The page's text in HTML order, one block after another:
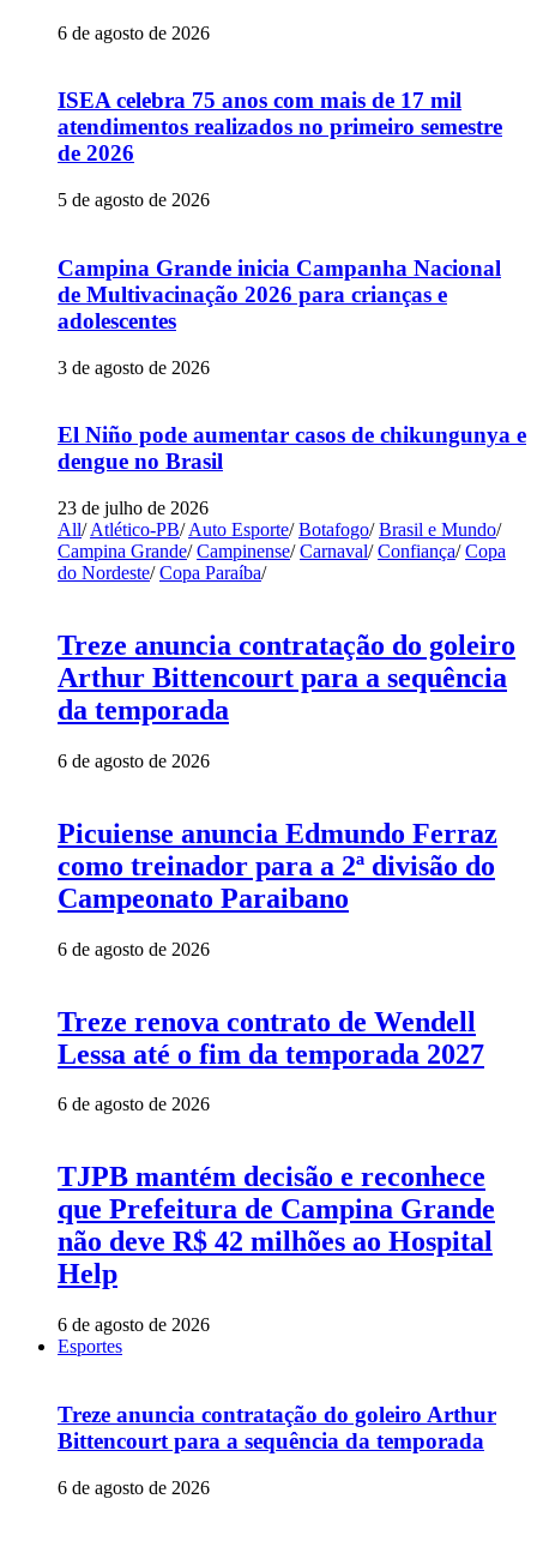
6 de agosto de 2026
ISEA celebra 75 anos com mais de 17 mil
atendimentos realizados no primeiro semestre
de 2026
5 de agosto de 2026
Campina Grande inicia Campanha Nacional
de Multivacinação 2026 para crianças e
adolescentes
3 de agosto de 2026
El Niño pode aumentar casos de chikungunya e
dengue no Brasil
23 de julho de 2026
All/ Atlético-PB/ Auto Esporte/ Botafogo/ Brasil e Mundo/
Campina Grande/ Campinense/ Carnaval/ Confiança/ Copa
do Nordeste/ Copa Paraíba/
Treze anuncia contratação do goleiro
Arthur Bittencourt para a sequência
da temporada
6 de agosto de 2026
Picuiense anuncia Edmundo Ferraz
como treinador para a 2ª divisão do
Campeonato Paraibano
6 de agosto de 2026
Treze renova contrato de Wendell
Lessa até o fim da temporada 2027
6 de agosto de 2026
TJPB mantém decisão e reconhece
que Prefeitura de Campina Grande
não deve R$ 42 milhões ao Hospital
Help
6 de agosto de 2026
Esportes
Treze anuncia contratação do goleiro Arthur
Bittencourt para a sequência da temporada
6 de agosto de 2026